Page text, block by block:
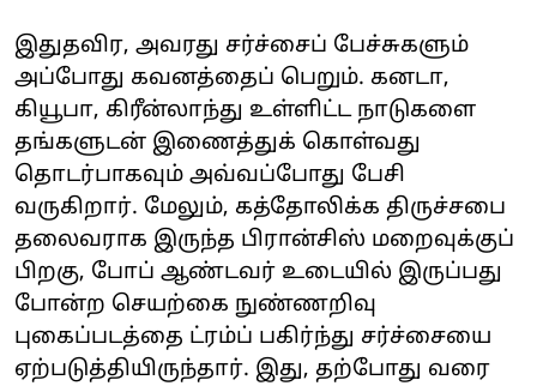
இதுதவிர, அவரது சர்ச்சைப் பேச்சுகளும்
அப்போது கவனத்தைப் பெறும். கனடா,
கியூபா, கிரீன்லாந்து உள்ளிட்ட நாடுகளை
தங்களுடன் இணைத்துக் கொள்வது
தொடர்பாகவும் அவ்வப்போது பேசி
வருகிறார். மேலும், கத்தோலிக்க திருச்சபை
தலைவராக இருந்த பிரான்சிஸ் மறைவுக்குப்
பிறகு, போப் ஆண்டவர் உடையில் இருப்பது
போன்ற செயற்கை நுண்ணறிவு
புகைப்படத்தை ட்ரம்ப் பகிர்ந்து சர்ச்சையை
ஏற்படுத்தியிருந்தார். இது, தற்போது வரை